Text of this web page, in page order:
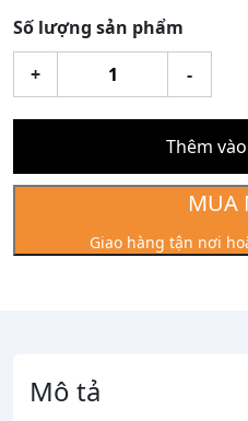
Số lượng sản phẩm
-
Tượng
Trần
Quốc
Khảm
mặc
số
lượng
+
Thêm
MUA
Giao hàng tận nơi
Mô tả